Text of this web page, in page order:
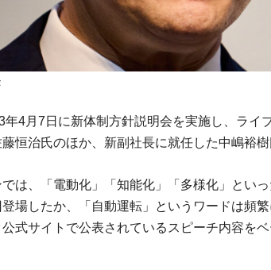
年4月7日に新体制方針説明会を実施し、ライ
恒治氏のほか、新副社長に就任した中嶋裕樹
は、「電動化」「知能化」「多様化」といっ
場したか、「自動運転」というワードは頻
式サイトで公表されているスピーチ内容をベ